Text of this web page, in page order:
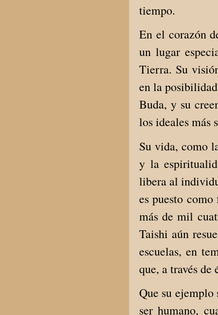
tiempo.
En el corazón
un lugar
Tierra. Su
en la
Buda, y su
los ideales más
Su vida, como
y la
libera al
es puesto
más de mil
Taishi aún
escuelas, en
que, a través
Que su ejemplo
ser humano,